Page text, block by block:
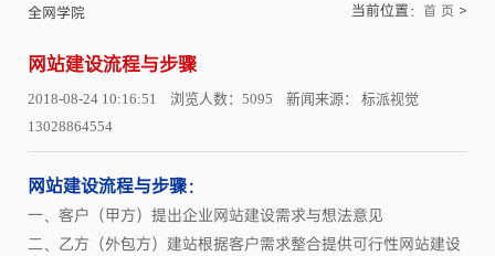
全网学院 当前位置： 首 页 >
网站建设流程与步骤
2018-08-24 10:16:51 浏览人数：5095 新闻来源： 标派视觉
13028864554
网站建设流程与步骤：
一、客户（甲方）提出企业网站建设需求与想法意见
二、乙方（外包方）建站根据客户需求整合提供可行性网站建设